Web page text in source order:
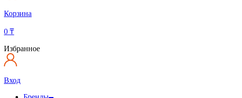
Корзина
0 ₸
Избранное
Вход